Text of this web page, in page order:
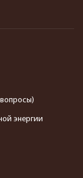
энергии